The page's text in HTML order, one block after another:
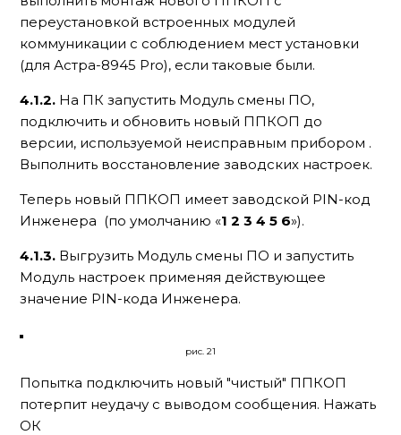
переустановкой встроенных модулей
коммуникации с соблюдением мест установки
(для Астра-8945 Pro), если таковые были.
4.1.2. На ПК запустить Модуль смены ПО,
подключить и обновить новый ППКОП до
версии, используемой неисправным прибором .
Выполнить восстановление заводских настроек.
Теперь новый ППКОП имеет заводской PIN-код
Инженера (по умолчанию «1 2 3 4 5 6»).
4.1.3. Выгрузить Модуль смены ПО и запустить
Модуль настроек применяя действующее
значение PIN-кода Инженера.
рис. 21
Попытка подключить новый "чистый" ППКОП
потерпит неудачу с выводом сообщения. Нажать
ОК